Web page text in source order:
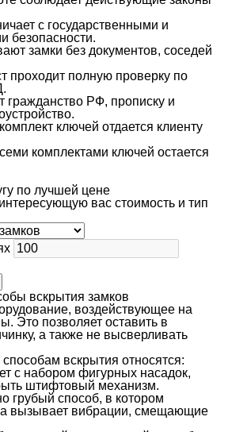
с государственными и
безопасности.
замки без документов, соседей
проходит полную проверку по
гражданство РФ, прописку и
ключей отдается клиенту
комплектами ключей остается
по лучшей цене
вас стоимость и тип
вскрытия замков
воздействующее на
Это позволяет оставить в
а также не высверливать
вскрытия относятся:
с набором фигурных насадок,
штифтовый механизм.
грубый способ, в котором
вызывает вибрации, смещающие